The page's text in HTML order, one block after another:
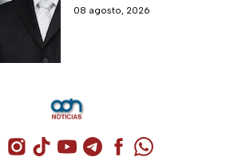
08 agosto, 2026
Cuenta de X / Twitter (se abre en una
Cuenta de Instagram (se abre en una
Cuenta de TikTok (se abre en
Cuenta de YouTube (se abre
Cuenta de Telegram (se
Cuenta de
Cuenta de